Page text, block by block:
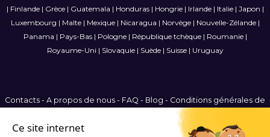
| Finlande| Grèce| Guatemala | Honduras| Hongrie| Irlande| Italie| Japon |
Luxembourg | Malte| Mexique| Nicaragua | Norvège| Nouvelle-Zélande|
Panama | Pays-Bas| Pologne| République tchèque| Roumanie|
Royaume-Uni | Slovaquie| Suède| Suisse| Uruguay
Contacts - A propos de nous - FAQ - Blog - Conditions générales de
Politique de confidentialité-Plan du site